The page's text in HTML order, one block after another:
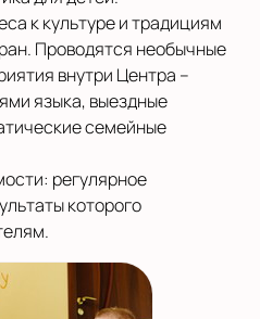
к культуре и традициям
Проводятся необычные
внутри Центра –
языка, выездные
семейные
регулярное
которого